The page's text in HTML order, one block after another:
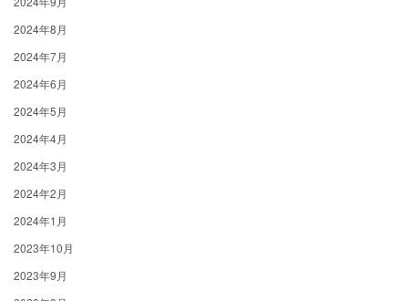
2024年8月
2024年7月
2024年6月
2024年5月
2024年4月
2024年3月
2024年2月
2024年1月
2023年10月
2023年9月